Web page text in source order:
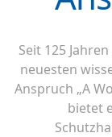
Seit 125
neuesten
Anspruch „A
bietet